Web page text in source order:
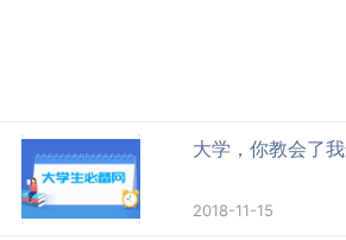
大学，你教会了
2018-11-15